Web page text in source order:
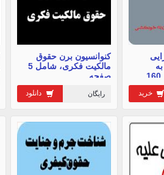
خودکشی، شامل 160
خرید
کنوانسیون برن حقوق
مالکیت فکری، شامل 5
صفحه
دانلود رایگان